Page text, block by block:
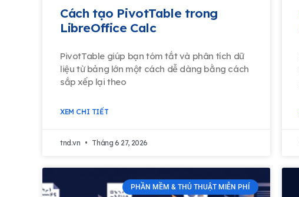
Cách tạo PivotTable trong
LibreOffice Calc
PivotTable giúp bạn tóm tắt và phân tích dữ
liệu từ bảng lớn một cách dễ dàng bằng cách
sắp xếp lại theo
XEM CHI TIẾT
tnd.vn Tháng 6 27, 2026
PHẦN MỀM & THỦ THUẬT MIỄN PHÍ